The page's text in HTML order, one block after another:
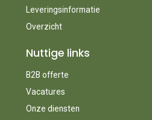
Leveringsinformatie
Overzicht
Nuttige links
B2B offerte
Vacatures
Onze diensten